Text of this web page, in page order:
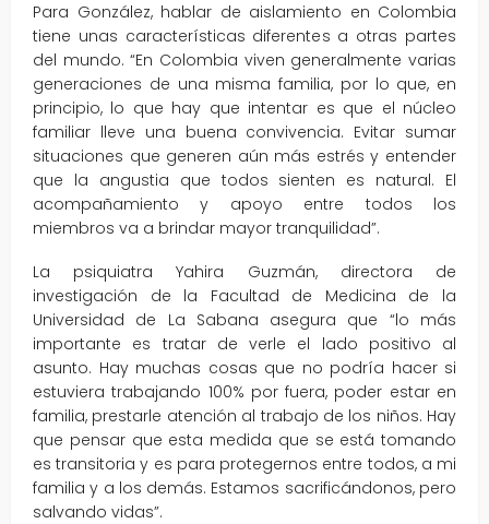
Para González, hablar de aislamiento en Colombia
tiene unas características diferentes a otras partes
del mundo. “En Colombia viven generalmente varias
generaciones de una misma familia, por lo que, en
principio, lo que hay que intentar es que el núcleo
familiar lleve una buena convivencia. Evitar sumar
situaciones que generen aún más estrés y entender
que la angustia que todos sienten es natural. El
acompañamiento y apoyo entre todos los
miembros va a brindar mayor tranquilidad”.
La psiquiatra Yahira Guzmán, directora de
investigación de la Facultad de Medicina de la
Universidad de La Sabana asegura que “lo más
importante es tratar de verle el lado positivo al
asunto. Hay muchas cosas que no podría hacer si
estuviera trabajando 100% por fuera, poder estar en
familia, prestarle atención al trabajo de los niños. Hay
que pensar que esta medida que se está tomando
es transitoria y es para protegernos entre todos, a mi
familia y a los demás. Estamos sacrificándonos, pero
salvando vidas”.